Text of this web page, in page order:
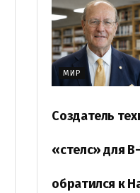
МИР
Создатель
«стелс» для
обратился к